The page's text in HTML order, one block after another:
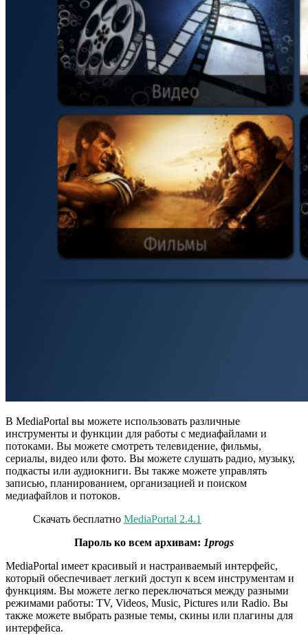
В MediaPortal вы можете использовать различные
инструменты и функции для работы с медиафайлами и
потоками. Вы можете смотреть телевидение, фильмы,
сериалы, видео или фото. Вы можете слушать радио, музыку,
подкасты или аудиокниги. Вы также можете управлять
записью, планированием, организацией и поиском
медиафайлов и потоков.
Скачать бесплатно MediaPortal 2.4.1
Пароль ко всем архивам: 1progs
MediaPortal имеет красивый и настраиваемый интерфейс,
который обеспечивает легкий доступ к всем инструментам и
функциям. Вы можете легко переключаться между разными
режимами работы: TV, Videos, Music, Pictures или Radio. Вы
также можете выбрать разные темы, скины или плагины для
интерфейса.